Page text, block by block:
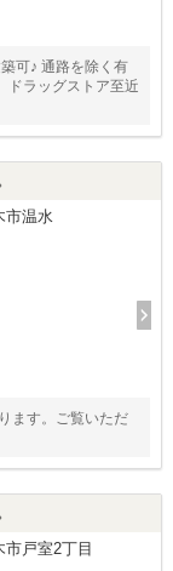
可♪ 通路を除く有
ドラッグストア至近
市温水
ます。ご覧いただ
戸室2丁目